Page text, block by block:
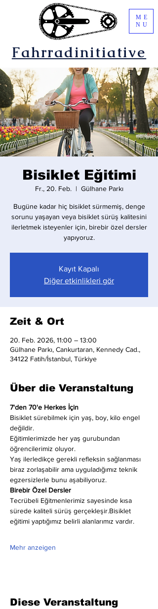
Fahrradinitiative
ME
NU
Bisiklet Eğitimi
Fr., 20. Feb.
  |
Gülhane Parkı
Bugüne kadar hiç bisiklet sürmemiş, denge
sorunu yaşayan veya bisiklet sürüş kalitesini
ilerletmek isteyenler için, birebir özel dersler
yapıyoruz.
Kayıt Kapalı
Diğer etkinlikleri gör
Zeit & Ort
20. Feb. 2026, 11:00 – 13:00
Gülhane Parkı, Cankurtaran, Kennedy Cad.,
34122 Fatih/İstanbul, Türkiye
Über die Veranstaltung
7'den 70'e Herkes İçin
Bisiklet sürebilmek için yaş, boy, kilo engel
değildir.
Eğitimlerimizde her yaş gurubundan
öğrencilerimiz oluyor.
Yaş ilerledikçe gerekli refleksin sağlanması
biraz zorlaşabilir ama uyguladığımız teknik
egzersizlerle bunu aşabiliyoruz.
Birebir Özel Dersler
Tecrübeli Eğitmenlerimiz sayesinde kısa
sürede kaliteli sürüş gerçekleşir.Bisiklet
eğitimi yaptığımız belirli alanlarımız vardır.
Mehr anzeigen
Diese Veranstaltung